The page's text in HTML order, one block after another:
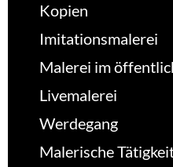
Kopien
Imitationsmalerei
Malerei im
Livemalerei
Werdegang
Malerische